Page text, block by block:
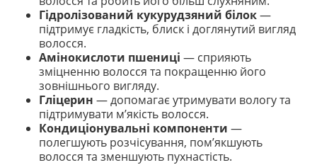
Гідролізований кукурудзяний білок—
підтримує гладкість, блиск і доглянутий вигляд
волосся.
Амінокислоти пшениці — сприяють
зміцненню волосся та покращенню його
зовнішнього вигляду.
Гліцерин — допомагає утримувати вологу та
підтримувати м’якість волосся.
Кондиціонувальні компоненти —
полегшують розчісування, пом’якшують
волосся та зменшують пухнастість.